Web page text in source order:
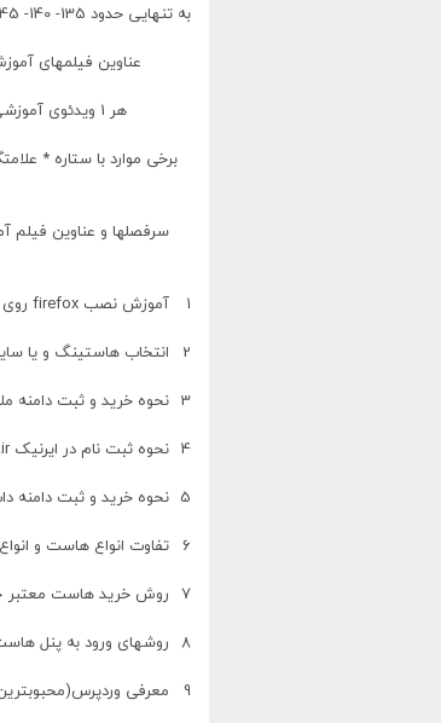
به تنهایی حدود 135- 140- 145 هزار تومان میباشد
عناوین فیلمهای
هر 1 ویدئوی آموزشی رایگان، به ازای حداقل سفارش 5 ویدئوی آموزشی اصلی میباشد
برخی موارد با ستاره *
سرفصلها و عناوین فیلم
1
آموزش نصب firefox
2 انتخاب هاستینگ و یا
3 نحوه خرید و ثبت دامنه
4 نحوه ثبت نام در ایرنیک
5 نحوه خرید و ثبت دامنه
6 تفاوت انواع هاست و
7 روش خرید هاست
8 روشهای ورود به پنل
9 معرفی